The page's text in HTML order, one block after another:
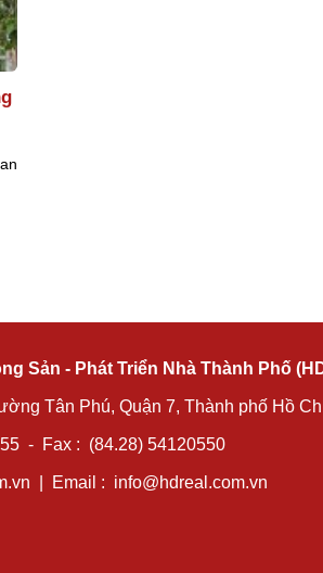
Sản - Phát Triển Nhà Thành Phố
Tân Phú, Quận 7, Thành phố Hồ
- Fax : (84.28) 54120550
| Email : info@hdreal.com.vn